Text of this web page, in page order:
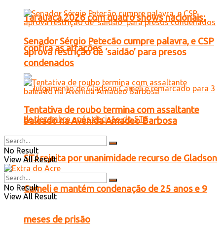
Tarauacá 2026 com quatro shows nacionais;
confira as atrações
STJ rejeita por unanimidade recurso de Gladson
Cameli e mantém condenação de 25 anos e 9
meses de prisão
Senador Sérgio Petecão cumpre palavra, e CSP
aprova restrição de ‘saidão’ para presos
condenados
Tentativa de roubo termina com assaltante
baleado na Avenida Amadeo Barbosa
No Result
View All Result
No Result
View All Result